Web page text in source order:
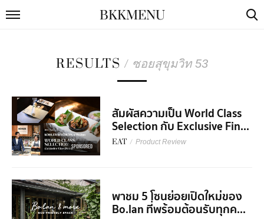
BKKMENU
RESULTS / ซอยสุขุมวิท 53
SPONSORED
สัมผัสความเป็น World Class
Selection กับ Exclusive Fin...
EAT / Product Review
พาชม 5 โซนย่อยเปิดใหม่ของ
Bo.lan ที่พร้อมต้อนรับทุกค...